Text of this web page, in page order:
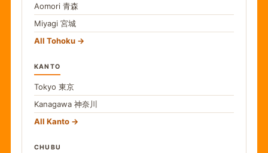
Aomori 青森
Miyagi 宮城
All Tohoku
KANTO
Tokyo 東京
Kanagawa 神奈川
All Kanto
CHUBU